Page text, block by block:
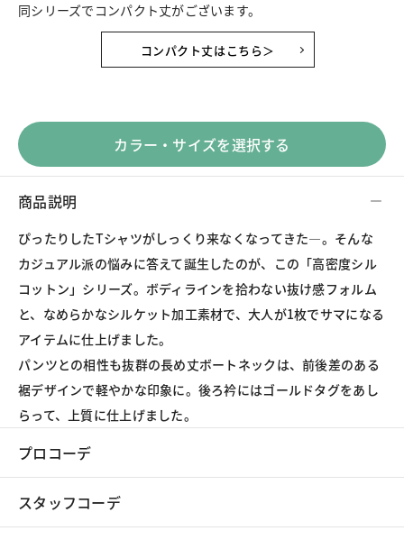
同シリーズでコンパクト丈がございます。
コンパクト丈はこちら＞
カラー・サイズを選択する
商品説明
ぴったりしたTシャツがしっくり来なくなってきた―。そんな
カジュアル派の悩みに答えて誕生したのが、この「高密度シル
コットン」シリーズ。ボディラインを拾わない抜け感フォルム
と、なめらかなシルケット加工素材で、大人が1枚でサマになる
アイテムに仕上げました。
パンツとの相性も抜群の長め丈ボートネックは、前後差のある
裾デザインで軽やかな印象に。後ろ衿にはゴールドタグをあし
らって、上質に仕上げました。
プロコーデ
スタッフコーデ